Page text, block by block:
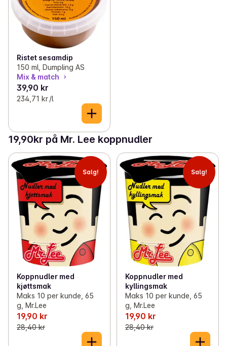
Ristet sesamdip
150 ml, Dumpling AS
Mix & match
39,90 kr
234,71 kr /l
19,90kr på Mr. Lee koppnudler
Salg!
Koppnudler med
kjøttsmak
Maks 10 per kunde, 65
g, Mr.Lee
19,90 kr
28,40 kr
Salg!
Koppnudler med
kyllingsmak
Maks 10 per kunde, 65
g, Mr.Lee
19,90 kr
28,40 kr